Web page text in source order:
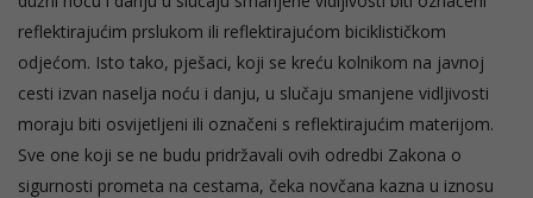
reflektirajućim prslukom ili reflektirajućom biciklističkom
odjećom. Isto tako, pješaci, koji se kreću kolnikom na javnoj
cesti izvan naselja noću i danju, u slučaju smanjene vidljivosti
moraju biti osvijetljeni ili označeni s reflektirajućim materijom.
Sve one koji se ne budu pridržavali ovih odredbi Zakona o
sigurnosti prometa na cestama, čeka novčana kazna u iznosu